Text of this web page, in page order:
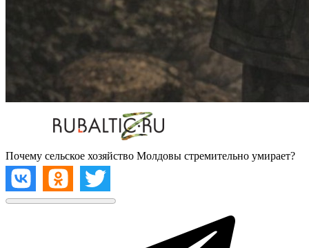
Почему сельское хозяйство Молдовы стремительно умирает?